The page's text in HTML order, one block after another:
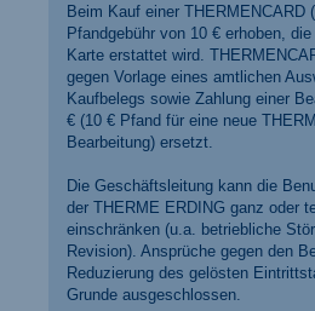
Beim Kauf einer THERMENCARD
Pfandgebühr von 10 € erhoben,
Karte erstattet wird.
gegen Vorlage eines amtlichen
Kaufbelegs sowie Zahlung einer
€ (10 € Pfand für eine neue
Bearbeitung) ersetzt.
Die Geschäftsleitung kann die
der THERME ERDING ganz oder
einschränken (u.a. betriebliche
Revision). Ansprüche gegen den
Reduzierung des gelösten
Grunde ausgeschlossen.